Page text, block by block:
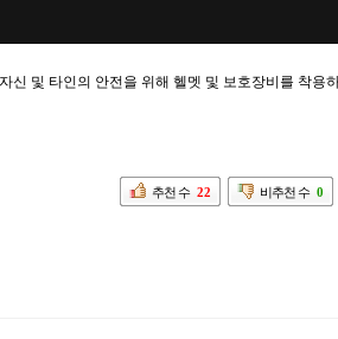
신 및 타인의 안전을 위해 헬멧 및 보호장비를 착용
추천 수 22 비추천 수 0